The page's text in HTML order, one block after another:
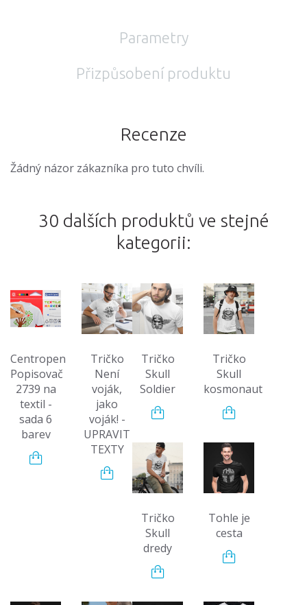
Parametry
Přizpůsobení produktu
Recenze
Žádný názor zákazníka pro tuto chvíli.
30 dalších produktů ve stejné
kategorii:
Centropen
Popisovač
2739 na
textil -
sada 6
barev
Tričko
Není
voják,
jako
voják! -
UPRAVIT
TEXTY
Tričko
Skull
Soldier
Tričko
Skull
kosmonaut
Tričko
Skull
dredy
Tohle je
cesta